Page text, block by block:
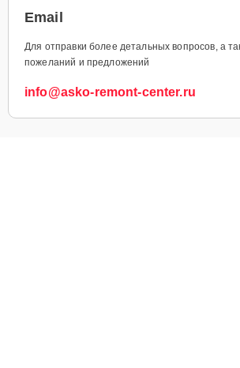
Email
Для отправки более детальных вопросов, а
пожеланий и предложений
info@asko-remont-center.ru